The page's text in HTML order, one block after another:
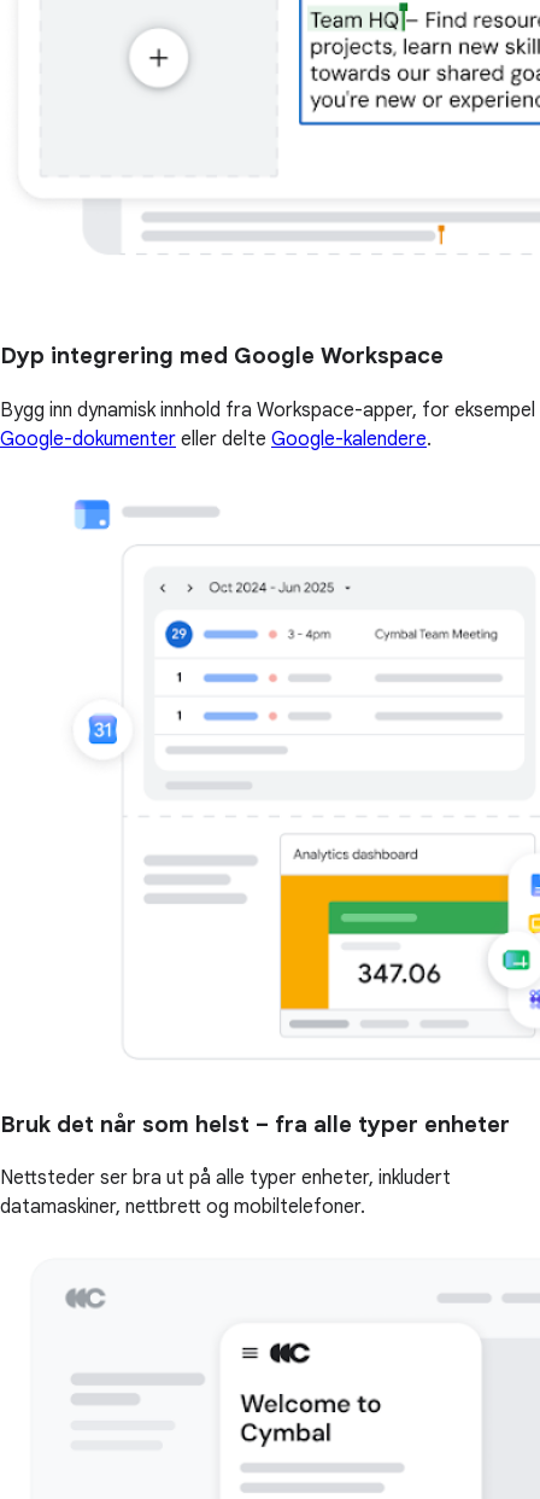
Dyp integrering med Google Workspace
Bygg inn dynamisk innhold fra Workspace-apper, for eksempel
Google-dokumenter eller delte Google-kalendere.
Bruk det når som helst – fra alle typer enheter
Nettsteder ser bra ut på alle typer enheter, inkludert
datamaskiner, nettbrett og mobiltelefoner.